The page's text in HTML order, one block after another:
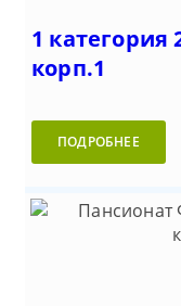
1
корп.1
ПОДРОБНЕЕ